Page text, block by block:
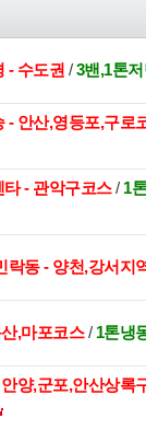
- 수도권 /3밴,1톤
- 안산,영등포,구로
타 - 관악구코스/ 1
락동 - 양천,강서지
,마포코스/ 1톤냉
양,군포,안산상록